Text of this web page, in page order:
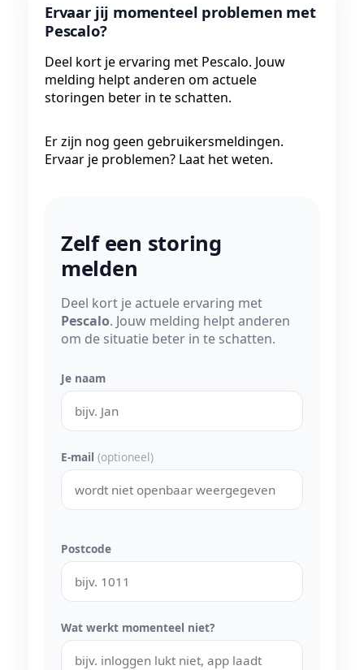
Ervaar jij momenteel problemen met
Pescalo?
Deel kort je ervaring met Pescalo. Jouw
melding helpt anderen om actuele
storingen beter in te schatten.
Er zijn nog geen gebruikersmeldingen.
Ervaar je problemen? Laat het weten.
Zelf een storing
melden
Deel kort je actuele ervaring met
Pescalo. Jouw melding helpt anderen
om de situatie beter in te schatten.
Je naam
E-mail (optioneel)
Postcode
Wat werkt momenteel niet?